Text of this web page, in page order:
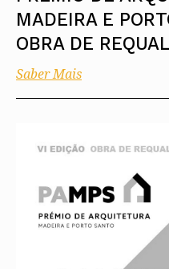
MADEIRA E
OBRA DE
Saber Mais